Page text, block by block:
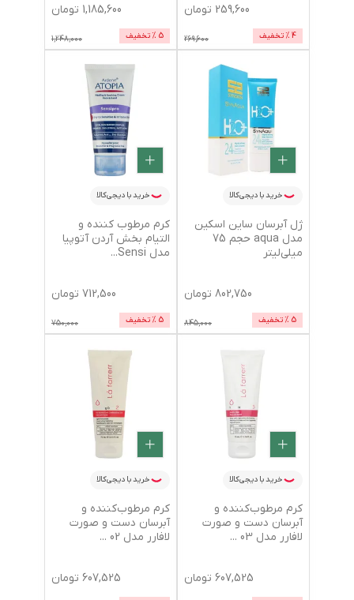
259,600 تومان
4 % تخفیف 269,600
1,185,600 تومان
5 % تخفیف 1,248,000
خرید با دیجی‌کالا
ژل آبرسان ساین اسکین
مدل aqua حجم 75
میلی‌لیتر
802,750 تومان
5 % تخفیف 845,000
خرید با دیجی‌کالا
کرم مرطوب کننده و
التیام بخش آردن آتوپیا
مدل Sensi
...
712,500 تومان
5 % تخفیف 750,000
خرید با دیجی‌کالا
کرم مرطوب‌کننده و
آبرسان دست و صورت
لافارر مدل 03
...
607,525 تومان
خرید با دیجی‌کالا
کرم مرطوب‌کننده و
آبرسان دست و صورت
لافارر مدل 02
...
607,525 تومان